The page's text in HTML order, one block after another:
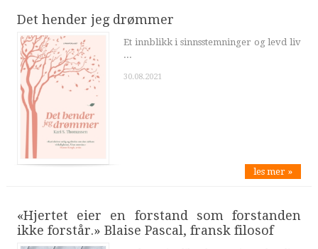
Det hender jeg drømmer
Et innblikk i sinnsstemninger og levd liv
...
30.08.2021
les mer »
«Hjertet eier en forstand som forstanden
ikke forstår.» Blaise Pascal, fransk filosof